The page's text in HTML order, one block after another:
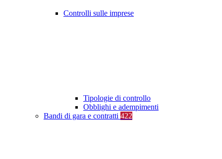
Controlli sulle imprese
Tipologie di controllo
Obblighi e adempimenti
Bandi di gara e contratti 422